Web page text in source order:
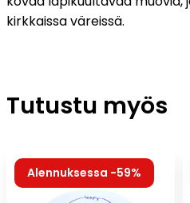
kirkkaissa väreissä.
Tutustu myös
Alennuksessa -59%